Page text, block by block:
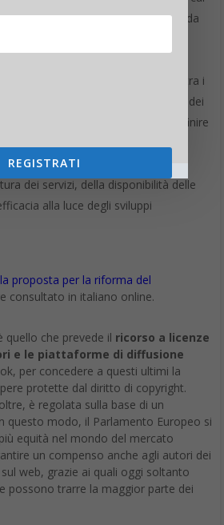
meccanismi di reclamo e ricorso da
utenti in caso di controversie in
misure di cui al paragrafo 1.
se del caso, la collaborazione tra i
dell’informazione e i titolari dei
i portatori di interessi, al fine di definire
l’uso di tecnologie adeguate e
dei contenuti, tenendo
dei servizi, della disponibilità delle
alla luce degli sviluppi
proposta per la riforma del
consultato in italiano online.
quello che prevede il ricorso a licenze
e le piattaforme di diffusione
per concedere a questi ultimi la
protette dal diritto di copyright.
è regolata sulla base di un
questo modo, il Parlamento Europeo si
equità nel mondo del mercato
un compenso anche agli autori dei
web, grazie ai quali oggi soltanto
possono trarre la maggior parte dei
REGISTRATI